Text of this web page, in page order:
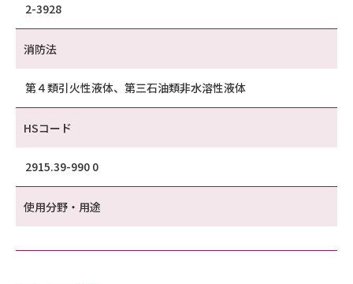
2-3928
消防法
第４類引火性液体、第三石油類非水溶性液体
HSコード
2915.39-990 0
使用分野・用途